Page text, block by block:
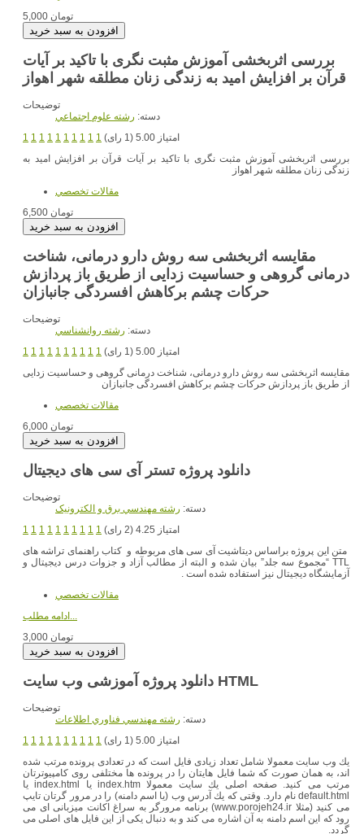
5,000 تومان
بررسی اثربخشی آموزش مثبت نگری با تاکید بر آیات
قرآن بر افزایش امید به زندگی زنان مطلقه شهر اهواز
توضیحات
دسته: رشته علوم اجتماعي
1 1 1 1 1 1 1 1 1 1
امتیاز 5.00 (1 رای)
بررسی اثربخشی آموزش مثبت نگری با تاکید بر آیات قرآن بر افزایش امید به
زندگی زنان مطلقه شهر اهواز
مقالات تخصصي
6,500 تومان
مقایسه اثربخشی سه روش دارو درمانی، شناخت
درمانی گروهی و حساسیت زدایی از طریق باز پردازش
حرکات چشم برکاهش افسردگی جانبازان
توضیحات
دسته: رشته روانشناسي
1 1 1 1 1 1 1 1 1 1
امتیاز 5.00 (1 رای)
مقایسه اثربخشی سه روش دارو درمانی، شناخت درمانی گروهی و حساسیت زدایی
از طریق باز پردازش حرکات چشم برکاهش افسردگی جانبازان
مقالات تخصصي
6,000 تومان
دانلود پروژه تستر آی سی های دیجیتال
توضیحات
دسته: رشته مهندسي برق و الکترونيک
1 1 1 1 1 1 1 1 1 1
امتیاز 4.25 (2 رای)
متن این پروژه براساس دیتاشیت آی سی های مربوطه و کتاب راهنمای تراشه های
TTL “مجموع سه جلد” بیان شده و البته از مطالب آزاد و جزوات درس دیجیتال و
آزمایشگاه دیجیتال نیز استفاده شده است .
مقالات تخصصي
ادامه مطلب...
3,000 تومان
دانلود پروژه آموزشی وب سایت HTML
توضیحات
دسته: رشته مهندسي فناوري اطلاعات
1 1 1 1 1 1 1 1 1 1
امتیاز 5.00 (1 رای)
یك وب سایت معمولا شامل تعداد زیادی فایل است كه در تعدادی پرونده مرتب شده
اند، به همان صورت كه شما فایل هایتان را در پرونده ها مختلفی روی كامپیوترتان
مرتب می كنید. صفحه اصلی یك سایت معمولا index.htm یا index.html یا
default.html نام دارد. وقتی كه یك آدرس وب (یا اسم دامنه) را در مرور گرتان تایپ
می كنید (مثلا www.porojeh24.ir) برنامه مرورگر به سراغ اكانت میزبانی ای می
رود كه این اسم دامنه به آن اشاره می كند و به دنبال یكی از این فایل های اصلی می
گردد.